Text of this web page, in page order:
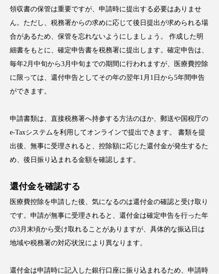
領収書の保管は重要ですが、申請時に提出する必要はありませ
ん。ただし、税務署からの求めに応じて後日提出が求められる場
合があるため、保管を忘れないようにしましょう。 作成した明
細書をもとに、確定申告書を税務署に提出します。確定申告は、
毎年2月中旬から3月中旬までの期間に行われますが、医療費控除
に限っては、還付申告としてその年の翌年1月1日から5年間申告
ができます。
申請書類は、直接税務署へ持参する方法のほか、郵送や国税庁の
e-Taxシステムを利用してオンラインで提出できます。 書類を提
出後、無事に受理されると、控除額に応じた還付金が発生するた
め、後日振り込まれる金額を確認します。
還付金を確認する
医療費控除を申請した後、気になるのは還付金の確認と受け取り
です。申請が無事に受理されると、還付金は確定申告を行った年
の3月末頃から受け取れることがありますが、具体的な振込日は
地域や税務署の対応状況により異なります。
還付金は申請時に記入した銀行口座に振り込まれるため、申請時